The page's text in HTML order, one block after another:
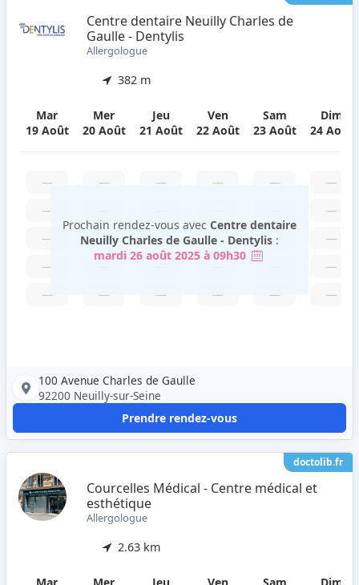
Centre dentaire Neuilly Charles de
Gaulle - Dentylis
Allergologue
382 m
Mar
19 Août
Mer
20 Août
Jeu
21 Août
Ven
22 Août
Sam
23 Août
Dim
24 Août
—
—
—
—
—
—
—
—
—
—
—
—
—
—
—
—
—
—
—
—
—
—
Prochain rendez-vous avec Centre dentaire
Neuilly Charles de Gaulle - Dentylis:
mardi 26 août 2025 à 09h30
100 Avenue Charles de Gaulle
92200 Neuilly-sur-Seine
Prendre rendez-vous
doctolib.fr
Courcelles Médical - Centre médical et
esthétique
Allergologue
2.63 km